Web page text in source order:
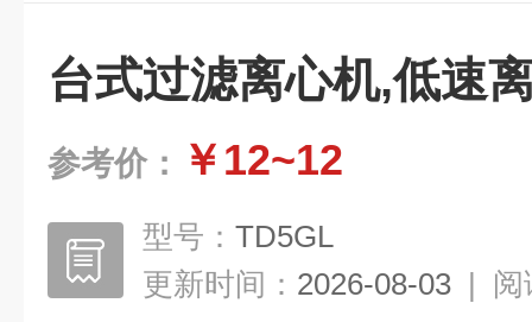
台式过滤离心机,低速
参考价： ￥12~12
型号： TD5GL
更新时间： 2026-08-03 | 阅